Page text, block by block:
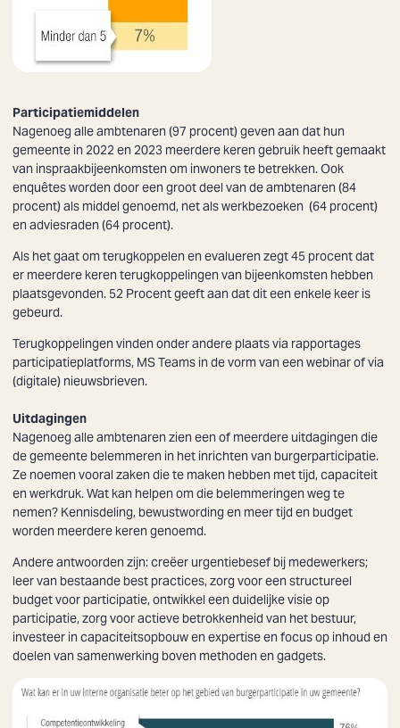
Participatiemiddelen
Nagenoeg alle ambtenaren (97 procent) geven aan dat hun
gemeente in 2022 en 2023 meerdere keren gebruik heeft gemaakt
van inspraakbijeenkomsten om inwoners te betrekken. Ook
enquêtes worden door een groot deel van de ambtenaren (84
procent) als middel genoemd, net als werkbezoeken (64 procent)
en adviesraden (64 procent).
Als het gaat om terugkoppelen en evalueren zegt 45 procent dat
er meerdere keren terugkoppelingen van bijeenkomsten hebben
plaatsgevonden. 52 Procent geeft aan dat dit een enkele keer is
gebeurd.
Terugkoppelingen vinden onder andere plaats via rapportages
participatieplatforms, MS Teams in de vorm van een webinar of via
(digitale) nieuwsbrieven.
Uitdagingen
Nagenoeg alle ambtenaren zien een of meerdere uitdagingen die
de gemeente belemmeren in het inrichten van burgerparticipatie.
Ze noemen vooral zaken die te maken hebben met tijd, capaciteit
en werkdruk. Wat kan helpen om die belemmeringen weg te
nemen? Kennisdeling, bewustwording en meer tijd en budget
worden meerdere keren genoemd.
Andere antwoorden zijn: creëer urgentiebesef bij medewerkers;
leer van bestaande best practices, zorg voor een structureel
budget voor participatie, ontwikkel een duidelijke visie op
participatie, zorg voor actieve betrokkenheid van het bestuur,
investeer in capaciteitsopbouw en expertise en focus op inhoud en
doelen van samenwerking boven methoden en gadgets.